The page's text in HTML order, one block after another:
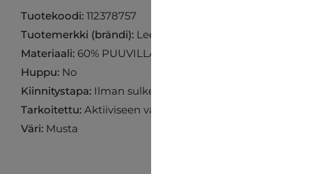
Tuotekoodi: 112378757
Tuotemerkki (brändi): Lee
Materiaali: 60% PUUVILLA 40% POLYESTERI
Huppu: No
Kiinnitystapa: Ilman sulkemista
Tarkoitettu: Aktiiviseen vapaa-aikaan
Väri: Musta